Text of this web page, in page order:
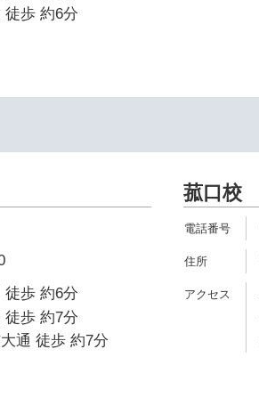
徒歩 約6分
徒歩 約6分
徒歩 約7分
通 徒歩 約7分
菰口校